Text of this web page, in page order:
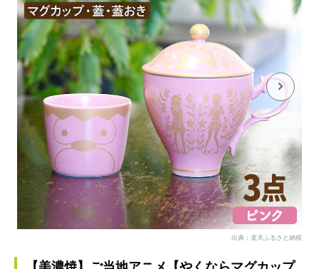
出典：楽天ふるさと納税